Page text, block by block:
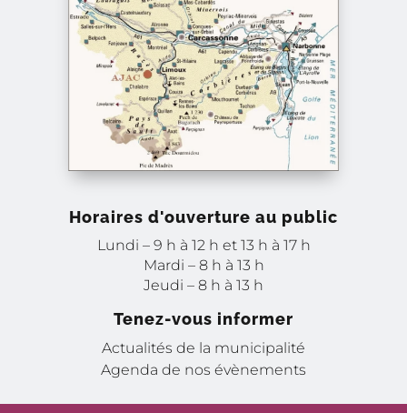
Horaires d'ouverture au public
Lundi – 9 h à 12 h et 13 h à 17 h
Mardi – 8 h à 13 h
Jeudi – 8 h à 13 h
Tenez-vous informer
Actualités de la municipalité
Agenda de nos évènements